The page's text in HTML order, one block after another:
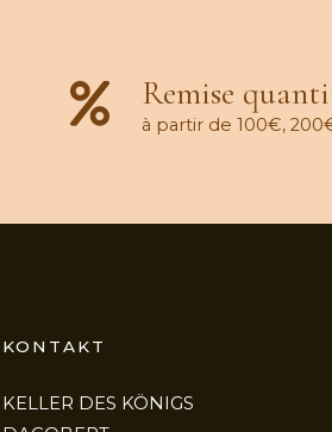
Remise
à partir de 100€,
KONTAKT
KELLER DES KÖNIGS